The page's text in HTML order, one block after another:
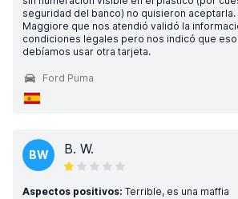
seguridad del banco) no quisieron
Maggiore que nos atendió validó la
condiciones legales pero nos indicó que
debíamos usar otra tarjeta.
Ford Puma
BW B. W.
Aspectos positivos: Terrible, es una maffia